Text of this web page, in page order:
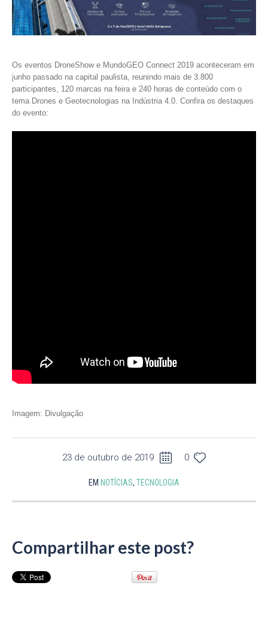
Os eventos DroneShow e MundoGEO Connect 2019 aconteceram em
junho passado na capital paulista, reunindo mais de 3.800
participantes, 120 marcas na feira e 240 horas de conteúdo com o
tema Drones e Geotecnologias na Indústria 4.0. Confira os destaques
do evento:
Imagem: Divulgação
23 de outubro de 2019 0
EM NOTÍCIAS, TECNOLOGIA
Compartilhar este post?